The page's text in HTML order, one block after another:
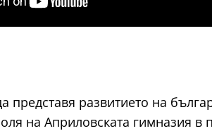
представя развитието на
на Априловската гимназия